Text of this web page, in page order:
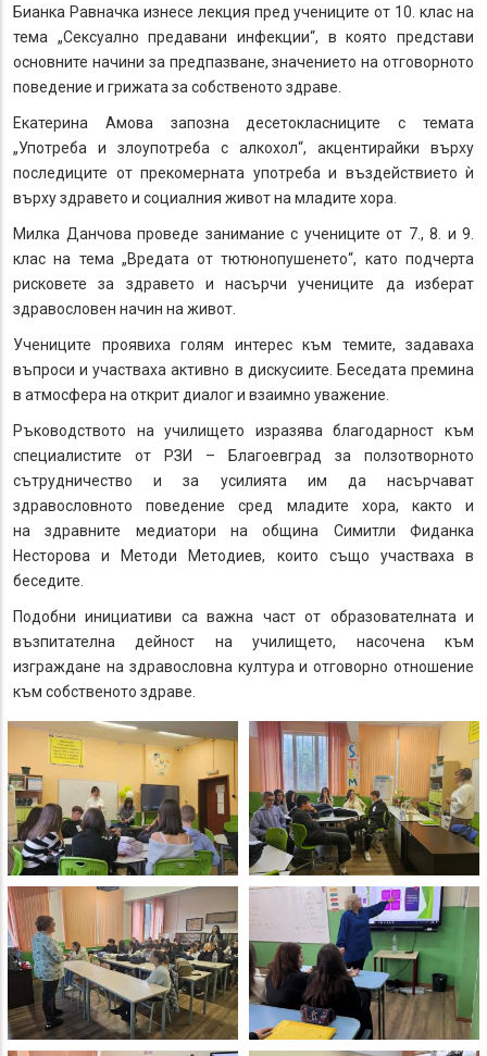
Бианка Равначка изнесе лекция пред учениците от 10. клас на
тема „Сексуално предавани инфекции“, в която представи
основните начини за предпазване, значението на отговорното
поведение и грижата за собственото здраве.
Екатерина Амова запозна десетокласниците с темата
„Употреба и злоупотреба с алкохол“, акцентирайки върху
последиците от прекомерната употреба и въздействието ѝ
върху здравето и социалния живот на младите хора.
Милка Данчова проведе занимание с учениците от 7., 8. и 9.
клас на тема „Вредата от тютюнопушенето“, като подчерта
рисковете за здравето и насърчи учениците да изберат
здравословен начин на живот.
Учениците проявиха голям интерес към темите, задаваха
въпроси и участваха активно в дискусиите. Беседата премина
в атмосфера на открит диалог и взаимно уважение.
Ръководството на училището изразява благодарност към
специалистите от РЗИ – Благоевград за ползотворното
сътрудничество и за усилията им да насърчават
здравословното поведение сред младите хора, както и
на здравните медиатори на община Симитли Фиданка
Несторова и Методи Методиев, които също участваха в
беседите.
Подобни инициативи са важна част от образователната и
възпитателна дейност на училището, насочена към
изграждане на здравословна култура и отговорно отношение
към собственото здраве.